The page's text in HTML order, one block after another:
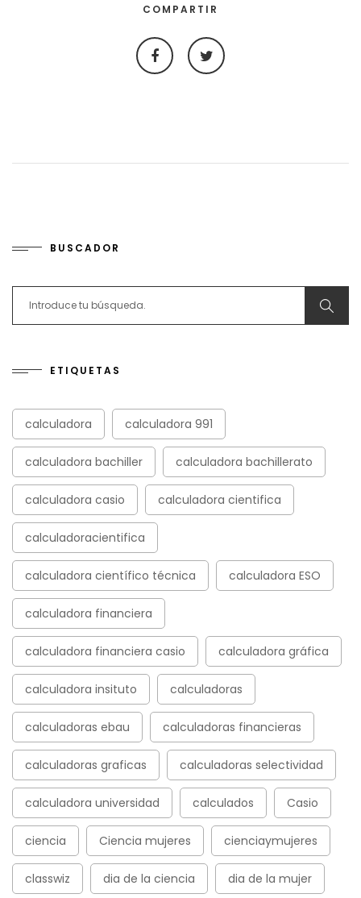
COMPARTIR
BUSCADOR
ETIQUETAS
calculadora calculadora 991
calculadora bachiller calculadora bachillerato
calculadora casio calculadora cientifica
calculadoracientifica
calculadora científico técnica calculadora ESO
calculadora financiera
calculadora financiera casio calculadora gráfica
calculadora insituto calculadoras
calculadoras ebau calculadoras financieras
calculadoras graficas calculadoras selectividad
calculadora universidad calculados Casio
ciencia Ciencia mujeres cienciaymujeres
classwiz dia de la ciencia dia de la mujer